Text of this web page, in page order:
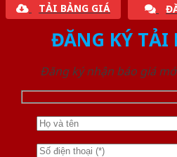
TẢI BẢNG GIÁ
ĐĂNG KÝ TẢI
Đăng ký nhận báo giá